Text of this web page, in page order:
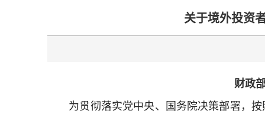
关于境外投资
财政
为贯彻落实党中央、国务院决策部署，按